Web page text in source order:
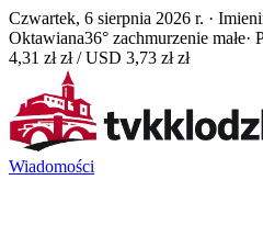
Czwartek, 6 sierpnia 2026 r. ·
Oktawiana36° zachmurzenie małe·
4,31 zł zł / USD 3,73 zł zł
Wiadomości